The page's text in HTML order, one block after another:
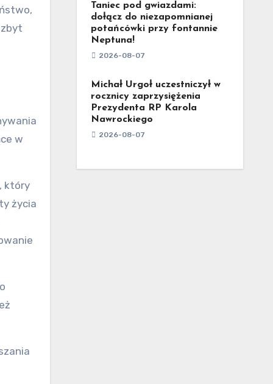
w
który
życia
Taniec pod gwiazdami:
dołącz do niezapomnianej
potańcówki przy fontannie
Neptuna!
2026-08-07
Michał Urgoł uczestniczył w
rocznicy zaprzysiężenia
Prezydenta RP Karola
Nawrockiego
2026-08-07